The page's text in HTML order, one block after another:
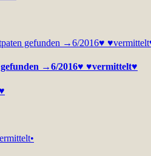
→6/2016♥ ♥vermittelt♥